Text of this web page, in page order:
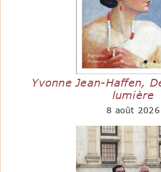
Yvonne Jean-Haffen,
lumière
8 août 2026